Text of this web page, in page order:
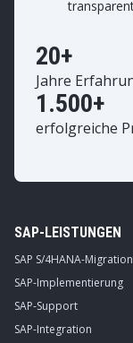
20+
Jahre
1.500+
erfolgreiche
SAP-LEISTUNGEN
SAP S/4HANA-Migration
SAP-Implementierung
SAP-Support
SAP-Integration